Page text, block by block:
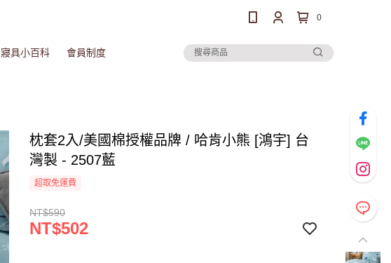
0
寢具小百科 會員制度
枕套2入/美國棉授權品牌 / 哈肯小熊 [鴻宇] 台
灣製 - 2507藍
超取免運費
NT$590
NT$502